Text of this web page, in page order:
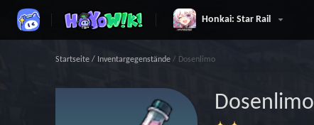
Honkai: Star Rail
Startseite / Inventargegenstände / Dosenlimo
Dosenlimo